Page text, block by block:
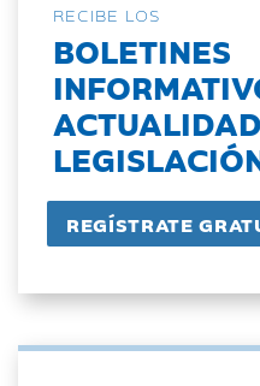
RECIBE LOS
BOLETINES